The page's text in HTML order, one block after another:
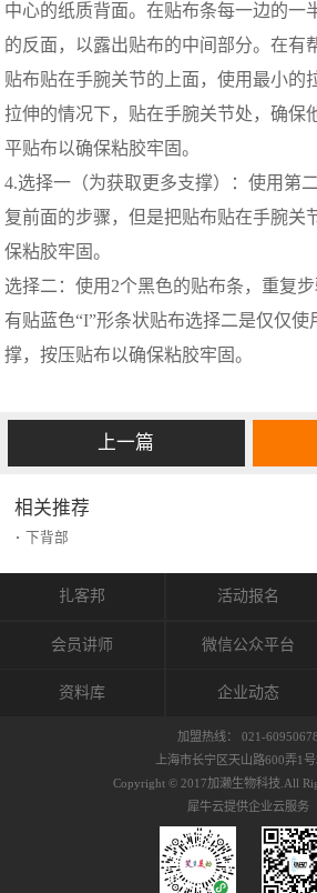
中心的纸质背面。在贴布条每一边的一
的反面，以露出贴布的中间部分。在有
贴布贴在手腕关节的上面，使用最小的
拉伸的情况下，贴在手腕关节处，确保
平贴布以确保粘胶牢固。
4.选择一（为获取更多支撑）：使用第
复前面的步骤，但是把贴布贴在手腕关
保粘胶牢固。
选择二：使用2个黑色的贴布条，重复
有贴蓝色“I”形条状贴布选择二是仅仅
撑，按压贴布以确保粘胶牢固。
上一篇
相关推荐
下背部
扎客邦 活动报名
会员讲师 微信公众平台
资料库 企业动态
加盟热线： 021-60950678
上海市长宁区天山路600弄1
Copyright © 2017加濑生物科技.All
犀牛云提供企业云服务